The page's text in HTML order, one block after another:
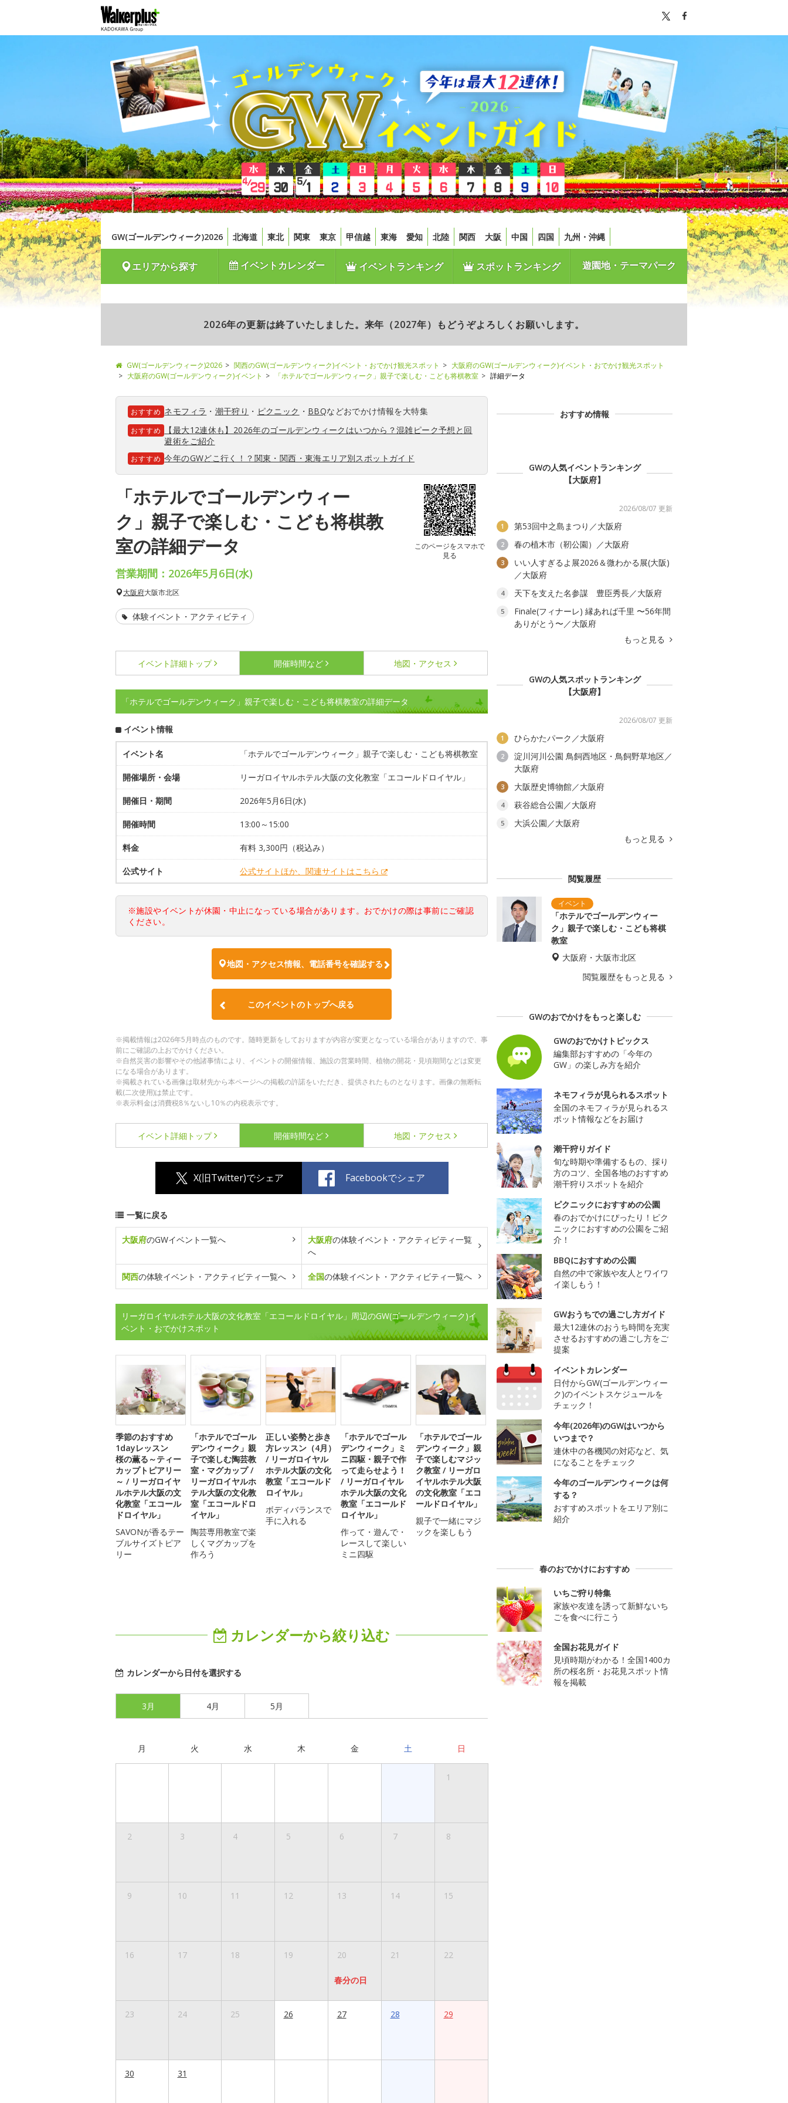
GW(ゴールデンウィーク)2026 北海道 東北 関東 東京 甲信越 東海 愛知 北陸 関西 大阪 中国 四国 九州・沖縄
エリアから探す イベントカレンダー イベントランキング スポットランキング 遊園地・テーマパーク
2026年の更新は終了いたしました。来年（2027年）もどうぞよろしくお願いします。
GW(ゴールデンウィーク)2026 関西のGW(ゴールデンウィーク)イベント・おでかけ観光スポット
大阪府のGW(ゴールデンウィーク)イベント・おでかけ観光スポット
大阪府のGW(ゴールデンウィーク)イベント
「ホテルでゴールデンウィーク」親子で楽しむ・こども将棋教室 詳細データ
おすすめ ネモフィラ ・ 潮干狩り ・ ピクニック ・ BBQなどおでかけ情報を大特集
おすすめ
【最大12連休も】2026年のゴールデンウィークはいつから？混雑ピーク予想と回
避術をご紹介
おすすめ 今年のGWどこ行く！？関東・関西・東海エリア別スポットガイド
「ホテルでゴールデンウィー
ク」親子で楽しむ・こども将棋教
室の詳細データ
このページをスマホで
見る
営業期間：2026年5月6日(水)
大阪府大阪市北区
体験イベント・アクティビティ
イベント詳細 トップ 開催時間など 地図・アクセス
「ホテルでゴールデンウィーク」親子で楽しむ・こども将棋教室の詳細データ
イベント情報
イベント名 「ホテルでゴールデンウィーク」親子で楽しむ・こども将棋教室
開催場所・会場 リーガロイヤルホテル大阪の文化教室「エコールドロイヤル」
開催日・期間 2026年5月6日(水)
開催時間 13:00～15:00
料金 有料 3,300円（税込み）
公式サイト 公式サイトほか、関連サイトはこちら
※施設やイベントが休園・中止になっている場合があります。おでかけの際は事前にご確認
ください。
地図・アクセス情報、電話番号を確認する
このイベントのトップへ戻る
※掲載情報は2026年5月時点のものです。随時更新をしておりますが内容が変更となっている場合がありますので、事
前にご確認の上おでかけください。
※自然災害の影響やその他諸事情により、イベントの開催情報、施設の営業時間、植物の開花・見頃期間などは変更
になる場合があります。
※掲載されている画像は取材先から本ページへの掲載の許諾をいただき、提供されたものとなります。画像の無断転
載(二次使用)は禁止です。
※表示料金は消費税8％ないし10％の内税表示です。
イベント詳細 トップ 開催時間など 地図・アクセス
X(旧Twitter)でシェア Facebookでシェア
一覧に戻る
大阪府のGWイベント一覧へ 大阪府の体験イベント・アクティビティ一覧
へ
関西の体験イベント・アクティビティ一覧へ 全国の体験イベント・アクティビティ一覧へ
リーガロイヤルホテル大阪の文化教室「エコールドロイヤル」周辺のGW(ゴールデンウィーク)イ
ベント・おでかけスポット
季節のおすすめ
1dayレッスン
桜の薫る～ティー
カップトピアリー
～ / リーガロイヤ
ルホテル大阪の文
化教室「エコール
ドロイヤル」
SAVONが香るテー
ブルサイズトピア
リー
「ホテルでゴール
デンウィーク」親
子で楽しむ陶芸教
室・マグカップ /
リーガロイヤルホ
テル大阪の文化教
室「エコールドロ
イヤル」
陶芸専用教室で楽
しくマグカップを
作ろう
正しい姿勢と歩き
方レッスン（4月）
/ リーガロイヤル
ホテル大阪の文化
教室「エコールド
ロイヤル」
ボディバランスで
手に入れる
「ホテルでゴール
デンウィーク」ミ
ニ四駆・親子で作
って走らせよう！
/ リーガロイヤル
ホテル大阪の文化
教室「エコールド
ロイヤル」
作って・遊んで・
レースして楽しい
ミニ四駆
「ホテルでゴール
デンウィーク」親
子で楽しむマジッ
ク教室 / リーガロ
イヤルホテル大阪
の文化教室「エコ
ールドロイヤル」
親子で一緒にマジ
ックを楽しもう
カレンダーから絞り込む
カレンダーから日付を選択する
3月 4月 5月
月 火 水 木 金 土 日
1
2 3 4 5 6 7 8
9 10 11 12 13 14 15
16 17 18 19 20
春分の日
21 22
23 24 25 26 27 28 29
30 31
おすすめ情報
GWの人気イベントランキング
【大阪府】
2026/08/07 更新
1 第53回中之島まつり／大阪府
2 春の植木市（靭公園）／大阪府
3
いい人すぎるよ展2026＆微わかる展(大阪)
／大阪府
4 天下を支えた名参謀 豊臣秀長／大阪府
5
Finale(フィナーレ) 縁あれば千里 〜56年間
ありがとう〜／大阪府
もっと見る
GWの人気スポットランキング
【大阪府】
2026/08/07 更新
1 ひらかたパーク／大阪府
2
淀川河川公園 鳥飼西地区・鳥飼野草地区／
大阪府
3 大阪歴史博物館／大阪府
4 萩谷総合公園／大阪府
5
大浜公園／大阪府
もっと見る
閲覧履歴
「ホテルでゴールデンウィー
ク」親子で楽しむ・こども将棋
教室
大阪府・大阪市北区
閲覧履歴をもっと見る
GWのおでかけをもっと楽しむ
GWのおでかけトピックス
編集部おすすめの「今年の
GW」の楽しみ方を紹介
ネモフィラが見られるスポット
全国のネモフィラが見られるス
ポット情報などをお届け
潮干狩りガイド
旬な時期や準備するもの、採り
方のコツ、全国各地のおすすめ
潮干狩りスポットを紹介
ピクニックにおすすめの公園
春のおでかけにぴったり！ピク
ニックにおすすめの公園をご紹
介！
BBQにおすすめの公園
自然の中で家族や友人とワイワ
イ楽しもう！
GWおうちでの過ごし方ガイド
最大12連休のおうち時間を充実
させるおすすめの過ごし方をご
提案
イベントカレンダー
日付からGW(ゴールデンウィー
ク)のイベントスケジュールを
チェック！
今年(2026年)のGWはいつから
いつまで？
連休中の各機関の対応など、気
になることをチェック
今年のゴールデンウィークは何
する？
おすすめスポットをエリア別に
紹介
春のおでかけにおすすめ
いちご狩り特集
家族や友達を誘って新鮮ないち
ごを食べに行こう
全国お花見ガイド
見頃時期がわかる！全国1400カ
所の桜名所・お花見スポット情
報を掲載